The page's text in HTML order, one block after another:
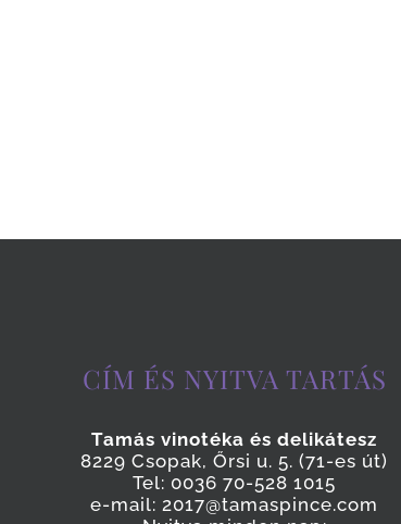
CÍM ÉS NYITVA TARTÁS
Tamás vinotéka és delikátesz
8229 Csopak, Őrsi u. 5. (71-es út)
Tel: 0036 70-528 1015
e-mail: 2017@tamaspince.com